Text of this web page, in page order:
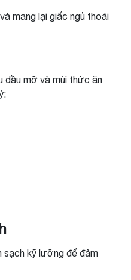
mang lại giấc ngủ thoải
dầu mỡ và mùi thức ăn
kỹ lưỡng để đảm